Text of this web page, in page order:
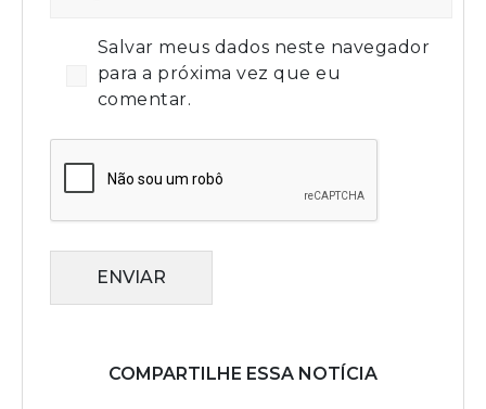
Salvar meus dados neste navegador
para a próxima vez que eu
comentar.
ENVIAR
COMPARTILHE ESSA NOTÍCIA